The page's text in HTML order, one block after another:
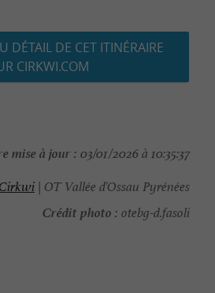
DÉTAIL DE CET ITINÉRAIRE
CIRKWI.COM
mise à jour : 03/01/2026 à 10:35:37
| OT Vallée d'Ossau Pyrénées
Crédit photo : otebg-d.fasoli